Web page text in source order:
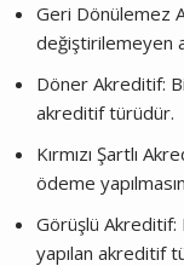
Geri Dönülemez
değiştirilemeyen
Döner Akreditif:
akreditif türüdür.
Kırmızı Şartlı
ödeme
Görüşlü
yapılan akreditif